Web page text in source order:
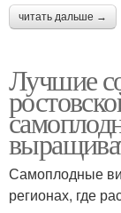
читать дальше →
Лучшие
Самоплодные
регионах, где